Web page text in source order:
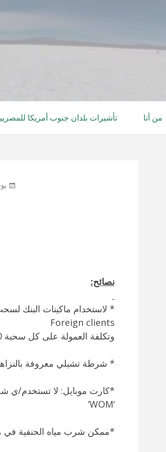
من أنا تأشيرات بلدان جنوب أمريكا
نصائح:
* لاستخدام ماكينات البنك
Foreign clients
وتكلفة العمولة على كل سحبة 4000 بيسو
* شرطة تشيلي معروفة
*كارت موبايل: لا تستخدم/ي
‘WOM’
*ممكن شرب مياه الحنفية